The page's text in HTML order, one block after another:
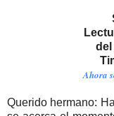
del
Ahora
Querido hermano: